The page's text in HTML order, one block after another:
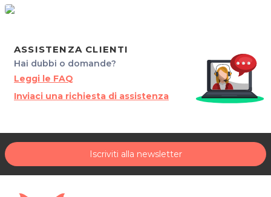
ASSISTENZA CLIENTI
Hai dubbi o domande?
Leggi le FAQ
Inviaci una richiesta di assistenza
Iscriviti alla newsletter